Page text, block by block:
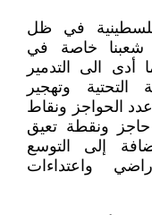
في ظل
شعبنا خاصة في
الى التدمير
التحتية وتهجير
عدد الحواجز ونقاط
التفتيش لتصل إلى ما يقارب 900 حاجز ونقطة تعيق
إلى التوسع
واعتداءات